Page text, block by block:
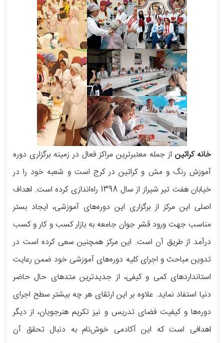
خانه کراتین از جمله معتبر‌ترین مراکز فعال در زمینه برگزاری دوره
آموزش رنگ و مش و کراتین در کرج است و شعبه خود را در
خیابان هفت تیر شیراز از سال 1398 راه‌اندازی کرده است. اهداف
اصلی این مرکز از برگزاری این دوره‌های آموزشی، ایجاد بستر
مناسب جهت ورود قشر جوان جامعه به بازار کسب و کار و کسب
درآمد از طریق آن است. این مرکز همچنین سعی کرده است در
تدوین مباحث و اجرای کلیه دوره‌های آموزشی خود ضمن رعایت
استاندارد‌های کمی و کیفی، از جدیدترین متد‌‌های حال حاضر
دنیا استفاد نماید. علاوه بر این ارتقای هر چه بیشتر سطح اجرای
دوره‌ها و کیفیت فضای تدریس و نیز تکریم هنرجویان، از دیگر
اهدافی است که این آکادمی خوش‌نام به دنبال تحقق آن